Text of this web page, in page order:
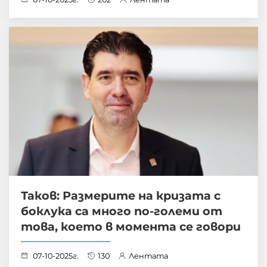
Таков: Размерите на кризата с
боклука са много по-големи от
това, което в момента се говори
07-10-2025г. 130 Лентата